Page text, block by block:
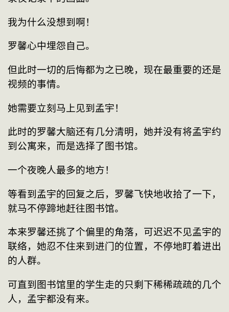
我为什么没想到啊！
罗馨心中埋怨自己。
但此时一切的后悔都为之已晚，现在最重要的还是
视频的事情。
她需要立刻马上见到孟宇！
此时的罗馨大脑还有几分清明，她并没有将孟宇约
到公寓来，而是选择了图书馆。
一个夜晚人最多的地方！
等看到孟宇的回复之后，罗馨飞快地收拾了一下，
就马不停蹄地赶往图书馆。
本来罗馨还挑了个偏里的角落，可迟迟不见孟宇的
联络，她忍不住来到进门的位置，不停地盯着进出
的人群。
可直到图书馆里的学生走的只剩下稀稀疏疏的几个
人，孟宇都没有来。